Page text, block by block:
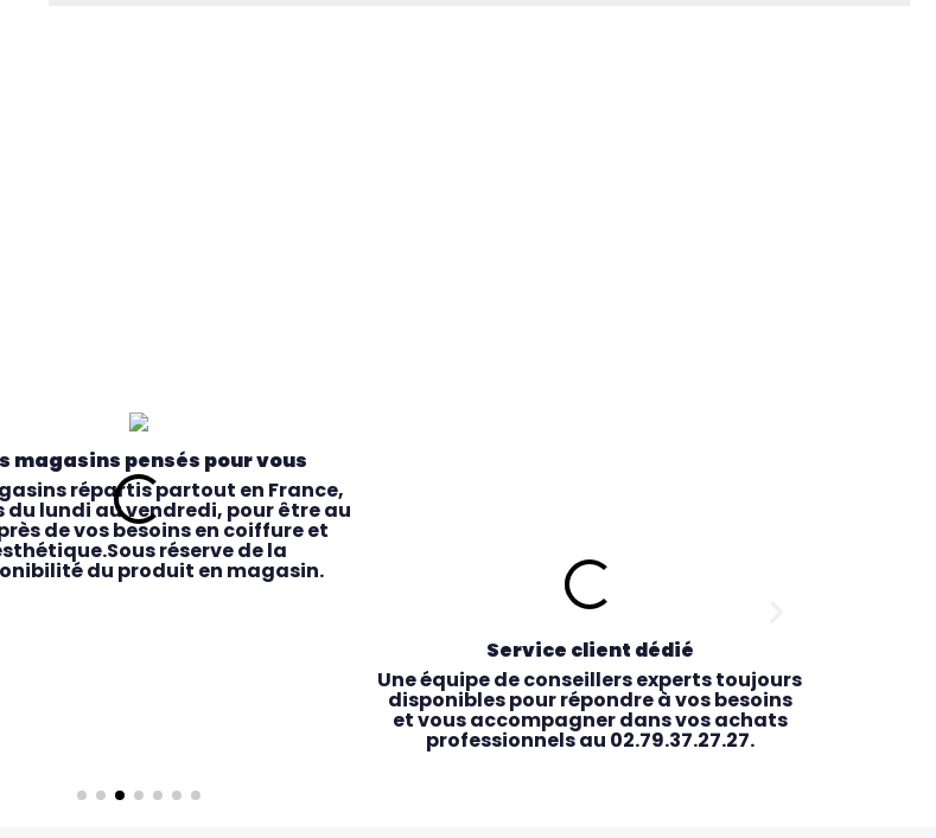
magasins pensés pour vous
répartis partout en France,
du lundi au vendredi, pour être au
de vos besoins en coiffure et
réserve de la
du produit en magasin.
Service client dédié
Une équipe de conseillers experts toujours
disponibles pour répondre à vos besoins
et vous accompagner dans vos achats
professionnels au 02.79.37.27.27.